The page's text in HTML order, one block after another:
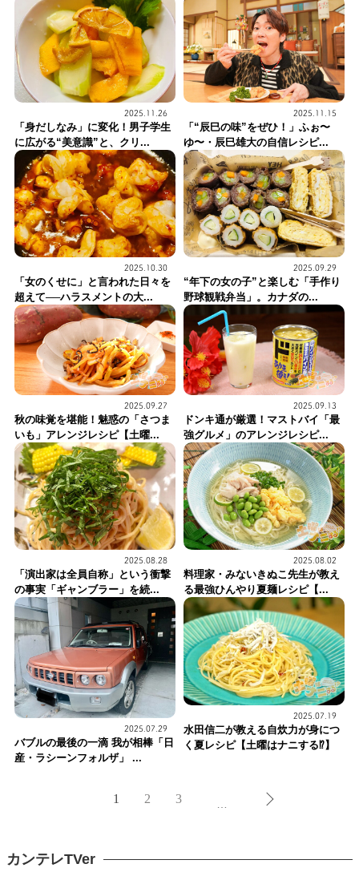
2025.11.26
「身だしなみ」に変化！男子学生
に広がる“美意識”と、クリ...
2025.11.15
「“辰巳の味”をぜひ！」ふぉ〜
ゆ〜・辰巳雄大の自信レシピ...
2025.10.30
「女のくせに」と言われた日々を
超えて──ハラスメントの大...
2025.09.29
“年下の女の子”と楽しむ「手作り
野球観戦弁当」。カナダの...
2025.09.27
秋の味覚を堪能！魅惑の「さつま
いも」アレンジレシピ【土曜...
2025.09.13
ドンキ通が厳選！マストバイ「最
強グルメ」のアレンジレシピ...
2025.08.28
「演出家は全員自称」という衝撃
の事実「ギャンブラー」を続...
2025.08.02
料理家・みないきぬこ先生が教え
る最強ひんやり夏麺レシピ【...
2025.07.29
バブルの最後の一滴 我が相棒「日
産・ラシーンフォルザ」 ...
2025.07.19
水田信二が教える自炊力が身につ
く夏レシピ【土曜はナニする⁉】
1 2 3
カンテレTVer